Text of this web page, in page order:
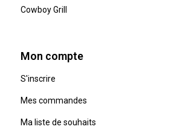
Cowboy Grill
Mon compte
S'inscrire
Mes commandes
Ma liste de souhaits